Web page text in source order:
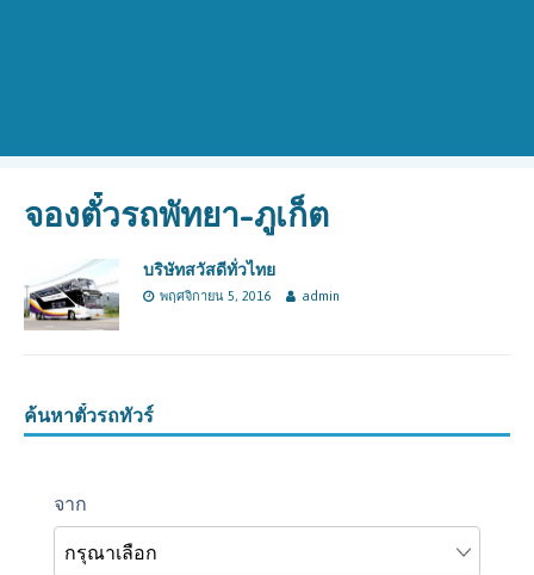
จองตั๋วรถพัทยา-ภูเก็ต
บริษัทสวัสดีทั่วไทย
พฤศจิกายน 5, 2016 admin
ค้นหาตั๋วรถทัวร์